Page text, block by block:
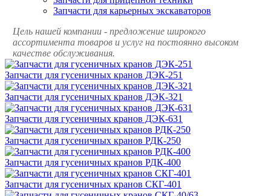
Запчасти для карьерных экскаваторов
Цель нашей компании - предложение широкого
ассортимента товаров и услуг на постоянно высоком
качестве обслуживания.
Запчасти для гусеничных кранов ДЭК-251
Запчасти для гусеничных кранов ДЭК-321
Запчасти для гусеничных кранов ДЭК-631
Запчасти для гусеничных кранов РДК-250
Запчасти для гусеничных кранов РДК-400
Запчасти для гусеничных кранов СКГ-401